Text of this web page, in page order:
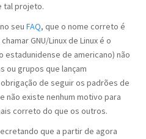
tal projeto.
seu FAQ, que o nome correto é
GNU/Linux de Linux é o
estadunidense de americano) não
ou grupos que lançam
de seguir os padrões de
não existe nenhum motivo para
correto do que os outros.
que a partir de agora